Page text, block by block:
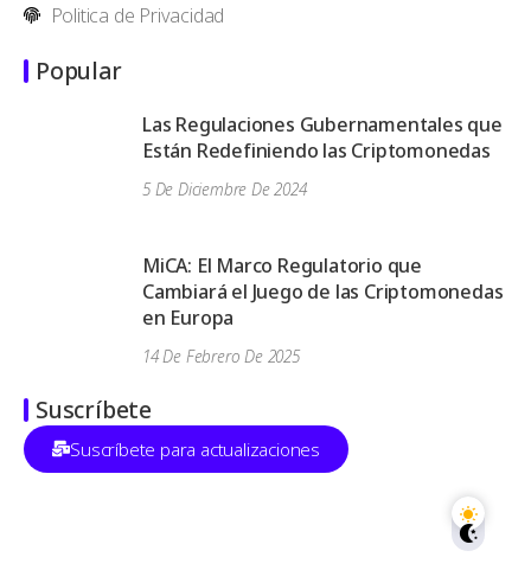
Politica de Privacidad
Popular
Las Regulaciones Gubernamentales que
Están Redefiniendo las Criptomonedas
5 De Diciembre De 2024
MiCA: El Marco Regulatorio que
Cambiará el Juego de las Criptomonedas
en Europa
14 De Febrero De 2025
Suscríbete
Suscríbete para actualizaciones